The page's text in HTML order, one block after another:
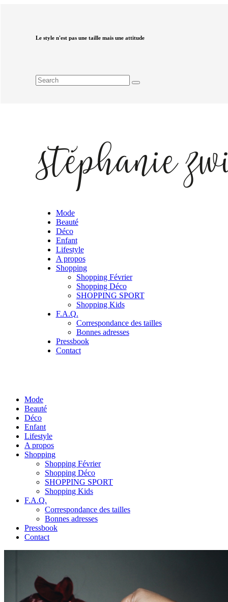
Le style n'est pas une taille mais une attitude
Mode
Beauté
Déco
Enfant
Lifestyle
A propos
Shopping
Shopping Février
Shopping Déco
SHOPPING SPORT
Shopping Kids
F.A.Q.
Correspondance des tailles
Bonnes adresses
Pressbook
Contact
Mode
Beauté
Déco
Enfant
Lifestyle
A propos
Shopping
Shopping Février
Shopping Déco
SHOPPING SPORT
Shopping Kids
F.A.Q.
Correspondance des tailles
Bonnes adresses
Pressbook
Contact